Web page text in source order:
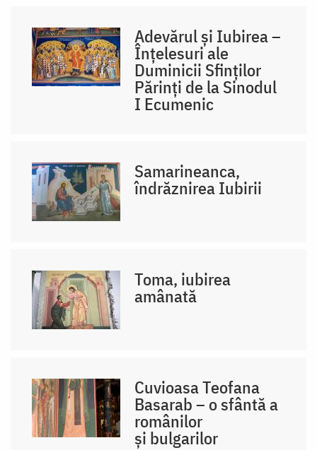
Adevărul și Iubirea –
Înțelesuri ale
Duminicii Sfinților
Părinți de la Sinodul
I Ecumenic
Samarineanca,
îndrăznirea Iubirii
Toma, iubirea
amânată
Cuvioasa Teofana
Basarab – o sfântă a
românilor
și bulgarilor